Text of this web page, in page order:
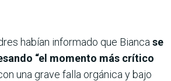
habían informado que Bianca se
“el momento más crítico
una grave falla orgánica y bajo